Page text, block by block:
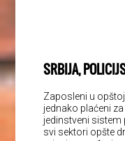
SRBIJA,
Zaposleni u
jednako plaćeni
jedinstveni sistem
svi sektori opšte